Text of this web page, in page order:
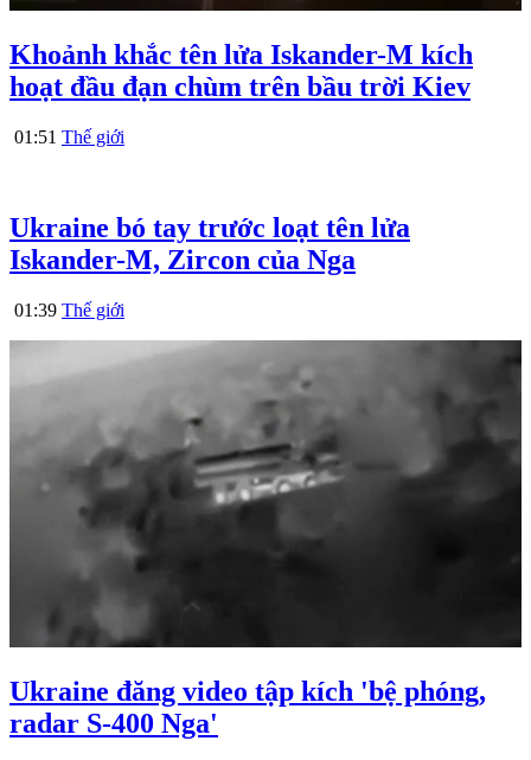
Khoảnh khắc tên lửa Iskander-M kích
hoạt đầu đạn chùm trên bầu trời Kiev
01:51 Thế giới
Ukraine bó tay trước loạt tên lửa
Iskander-M, Zircon của Nga
01:39 Thế giới
Ukraine đăng video tập kích 'bệ phóng,
radar S-400 Nga'